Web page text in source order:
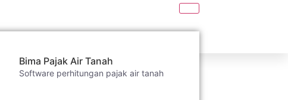
Bima Pajak Air Tanah
Software perhitungan pajak air tanah